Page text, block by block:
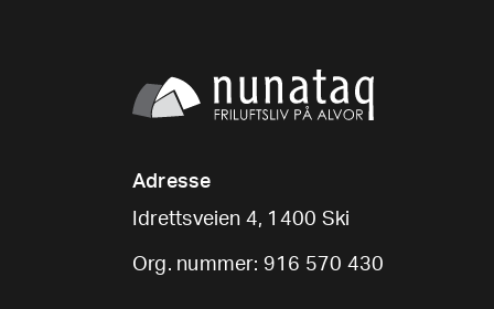
Adresse
Idrettsveien 4, 1400 Ski
Org. nummer: 916 570 430